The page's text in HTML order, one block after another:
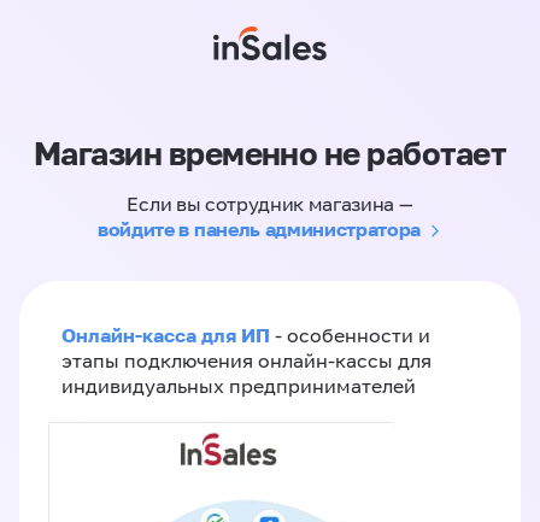
Магазин временно не работает
Если вы сотрудник магазина —
войдите в панель администратора
Онлайн-касса для ИП - особенности и
этапы подключения онлайн-кассы для
индивидуальных предпринимателей